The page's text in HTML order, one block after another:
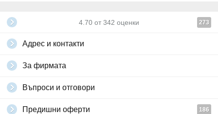
4.70 от 342 оценки 273
Адрес и контакти
За фирмата
Въпроси и отговори
Предишни оферти 186